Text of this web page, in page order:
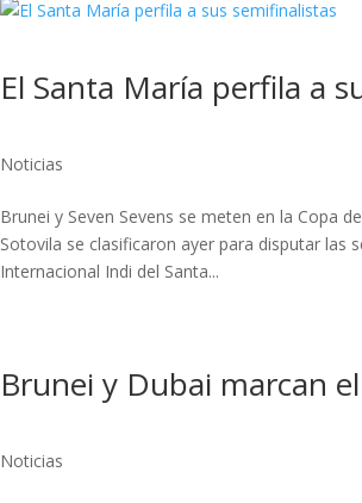
El Santa María perfila a
Noticias
Brunei y Seven Sevens se meten en la Copa
Sotovila se clasificaron ayer para disputar las
Internacional Indi del Santa...
Brunei y Dubai marcan
Noticias